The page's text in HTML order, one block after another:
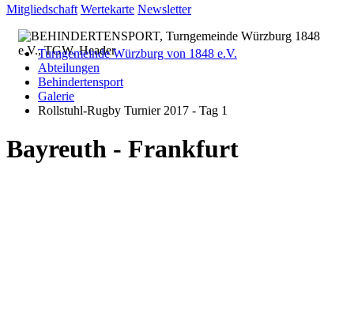
Mitgliedschaft Wertekarte Newsletter
Turngemeinde Würzburg von 1848 e.V.
Abteilungen
Behindertensport
Galerie
Rollstuhl-Rugby Turnier 2017 - Tag 1
Bayreuth - Frankfurt